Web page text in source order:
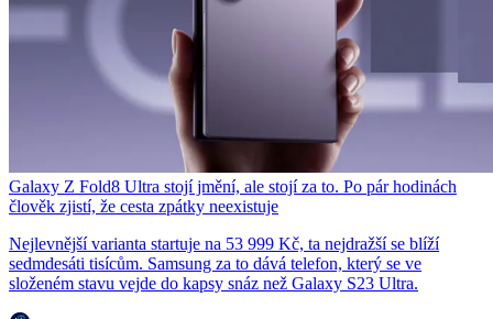
Galaxy Z Fold8 Ultra stojí jmění, ale stojí za to. Po pár hodinách
člověk zjistí, že cesta zpátky neexistuje
Nejlevnější varianta startuje na 53 999 Kč, ta nejdražší se blíží
sedmdesáti tisícům. Samsung za to dává telefon, který se ve
složeném stavu vejde do kapsy snáz než Galaxy S23 Ultra.